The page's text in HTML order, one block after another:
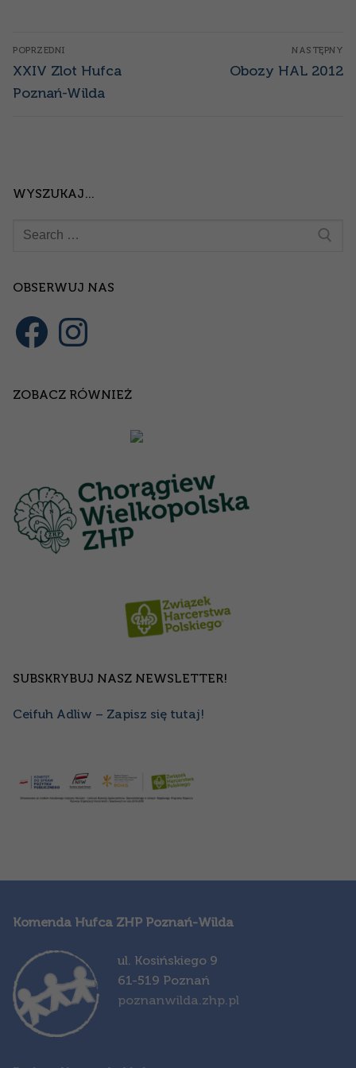
Nawigacja
wpisu
POPRZEDNI
Poprzedni
wpis:
XXIV Zlot Hufca
Poznań-Wilda
NASTĘPNY
Następny
Obozy HAL 2012
WYSZUKAJ…
Szukaj:
OBSERWUJ NAS
FacebookInstagram
ZOBACZ RÓWNIEŻ
SUBSKRYBUJ NASZ NEWSLETTER!
Ceifuh Adliw – Zapisz się tutaj!
Komenda Hufca ZHP Poznań-Wilda
ul. Kosińskiego 9
61-519 Poznań
poznanwilda.zhp.pl